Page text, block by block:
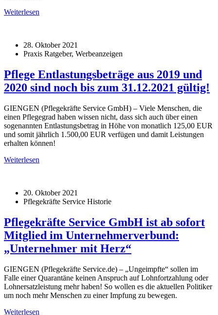
Weiterlesen
28. Oktober 2021
Praxis Ratgeber, Werbeanzeigen
Pflege Entlastungsbeträge aus 2019 und
2020 sind noch bis zum 31.12.2021 gültig!
GIENGEN (Pflegekräfte Service GmbH) – Viele Menschen, die
einen Pflegegrad haben wissen nicht, dass sich auch über einen
sogenannten Entlastungsbetrag in Höhe von monatlich 125,00 EUR
und somit jährlich 1.500,00 EUR verfügen und damit Leistungen
erhalten können!
Weiterlesen
20. Oktober 2021
Pflegekräfte Service Historie
Pflegekräfte Service GmbH ist ab sofort
Mitglied im Unternehmerverbund:
„Unternehmer mit Herz“
GIENGEN (Pflegekräfte Service.de) – „Ungeimpfte“ sollen im
Falle einer Quarantäne keinen Anspruch auf Lohnfortzahlung oder
Lohnersatzleistung mehr haben! So wollen es die aktuellen Politiker
um noch mehr Menschen zu einer Impfung zu bewegen.
Weiterlesen